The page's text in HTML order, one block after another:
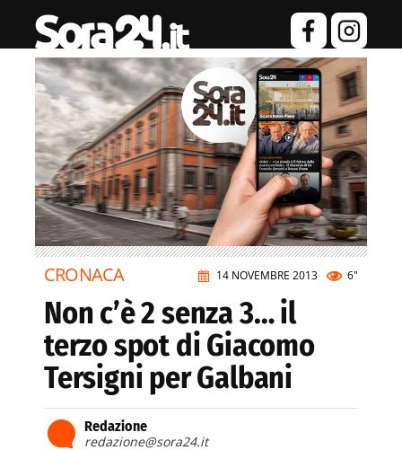
14 NOVEMBRE 2013 6"
CRONACA
Non c’è 2 senza 3… il
terzo spot di Giacomo
Tersigni per Galbani
Redazione
redazione@sora24.it